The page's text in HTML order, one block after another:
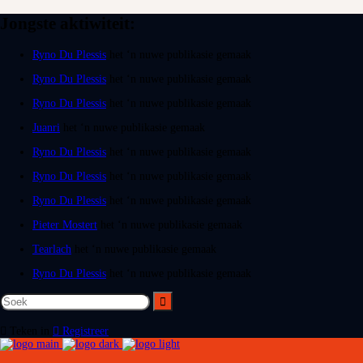
Ryno Du Plessis
Ryno Du Plessis
Ryno Du Plessis
Juanri
Ryno Du Plessis
Ryno Du Plessis
Ryno Du Plessis
Pieter Mostert
Tearlach
Ryno Du Plessis
Registreer